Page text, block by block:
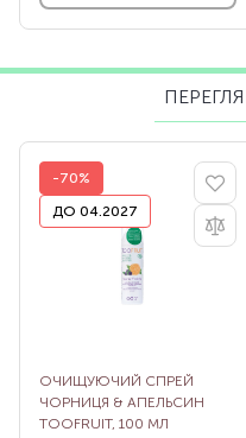
-70%
ДО 04.2027
ОЧИЩУЮЧИЙ СПРЕЙ
ЧОРНИЦЯ & АПЕЛЬСИН
TOOFRUIT, 100 МЛ